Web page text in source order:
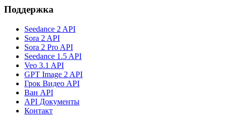
Поддержка
Seedance 2 API
Sora 2 API
Sora 2 Pro API
Seedance 1.5 API
Veo 3.1 API
GPT Image 2 API
Грок Видео API
Ван API
API Документы
Контакт